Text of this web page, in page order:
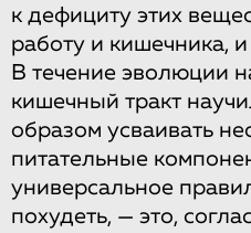
к дефициту этих
работу и кишечника,
В течение эволюции
кишечный тракт
образом усваивать
питательные
универсальное
похудеть, — это,